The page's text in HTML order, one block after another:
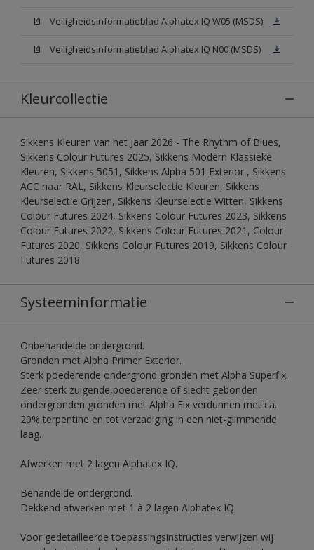
Veiligheidsinformatieblad Alphatex IQ W05 (MSDS)
Veiligheidsinformatieblad Alphatex IQ N00 (MSDS)
Kleurcollectie
Sikkens Kleuren van het Jaar 2026 - The Rhythm of Blues,
Sikkens Colour Futures 2025, Sikkens Modern Klassieke
Kleuren, Sikkens 5051, Sikkens Alpha 501 Exterior , Sikkens
ACC naar RAL, Sikkens Kleurselectie Kleuren, Sikkens
Kleurselectie Grijzen, Sikkens Kleurselectie Witten, Sikkens
Colour Futures 2024, Sikkens Colour Futures 2023, Sikkens
Colour Futures 2022, Sikkens Colour Futures 2021, Colour
Futures 2020, Sikkens Colour Futures 2019, Sikkens Colour
Futures 2018
Systeeminformatie
Onbehandelde ondergrond.
Gronden met Alpha Primer Exterior.
Sterk poederende ondergrond gronden met Alpha Superfix.
Zeer sterk zuigende,poederende of slecht gebonden
ondergronden gronden met Alpha Fix verdunnen met ca.
20% terpentine en tot verzadiging in een niet-glimmende
laag.
Afwerken met 2 lagen Alphatex IQ.
Behandelde ondergrond.
Dekkend afwerken met 1 à 2 lagen Alphatex IQ.
Voor gedetailleerde toepassingsinstructies verwijzen wij